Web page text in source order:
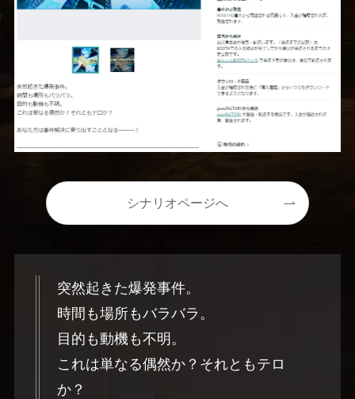
シナリオページへ
突然起きた爆発事件。
時間も場所もバラバラ。
目的も動機も不明。
これは単なる偶然か？それともテロ
か？